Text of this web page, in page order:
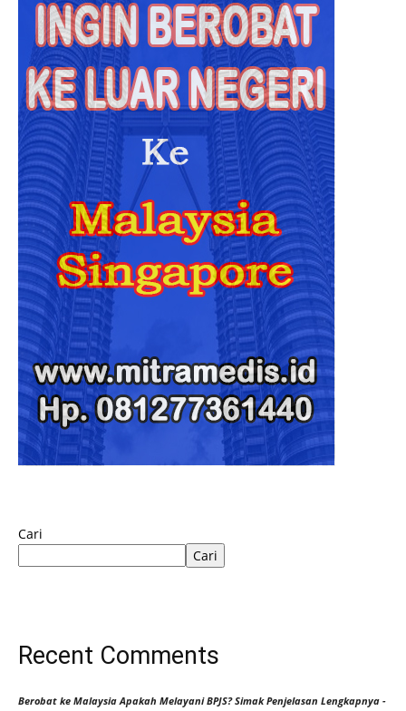
Cari
Cari
Recent Comments
Berobat ke Malaysia Apakah Melayani BPJS? Simak Penjelasan Lengkapnya -